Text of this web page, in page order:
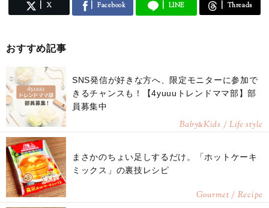
X Facebook LINE Threads
おすすめ記事
SNS発信が好きな方へ、限定モニターに参加で
きるチャンスも！【4yuuuトレンドママ部】部
員募集中
Baby&Kids / Life style
まさかのちょい足しするだけ。「ホットケーキ
ミックス」の裏技レシピ
Gourmet / Recipe